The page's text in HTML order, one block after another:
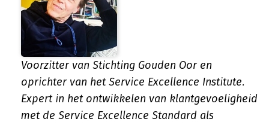
Voorzitter van Stichting Gouden Oor en
oprichter van het Service Excellence Institute.
Expert in het ontwikkelen van klantgevoeligheid
met de Service Excellence Standard als